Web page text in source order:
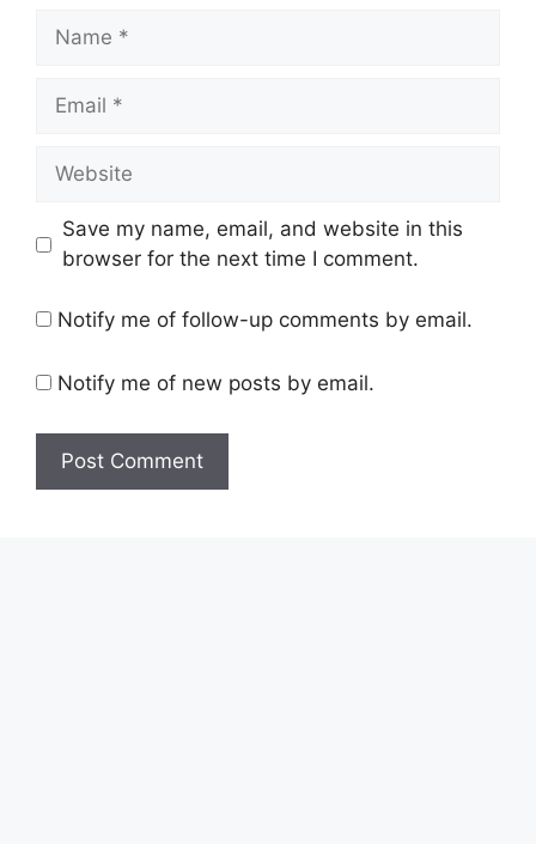
Name
Email
Website
Save my name, email, and website in this
browser for the next time I comment.
Notify me of follow-up comments by email.
Notify me of new posts by email.